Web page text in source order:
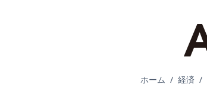
ホーム / 経済 /